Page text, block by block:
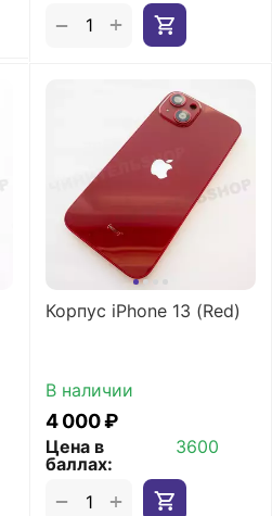
+
−
Корпус iPhone 13 (Red)
В наличии
4 000₽
Цена в
баллах:
3600
+
−